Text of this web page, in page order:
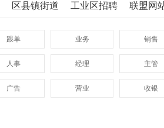
区县镇街道 工业区招聘 联盟网
跟单 业务 销售
人事 经理 主管
广告 营业 收银